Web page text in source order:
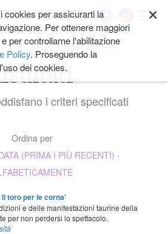
My ×
cookies per assicurarti la
Per ottenere maggiori
per controllarne l'abilitazione
Policy. Proseguendo la
dei cookies.
i criteri specificati
Ordina per
(PRIMA I PIÙ RECENTI) ·
toro per le corna'
e delle manifestazioni taurine della
per non perdersi lo spettacolo.